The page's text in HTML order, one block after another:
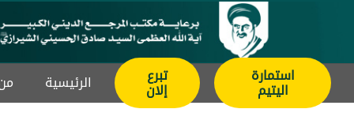
استمارة
اليتيم
تبرع
إلان الرئيسیة